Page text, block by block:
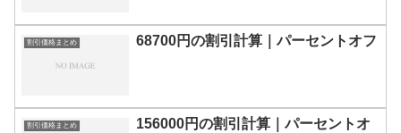
割引価格まとめ 68700円の割引計算｜パーセントオフ
割引価格まとめ
156000円の割引計算｜パーセントオ